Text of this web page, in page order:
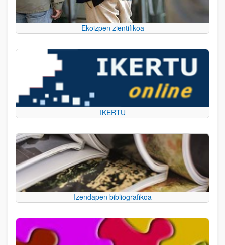
Ekoizpen zientifikoa
IKERTU
Izendapen bibliografikoa